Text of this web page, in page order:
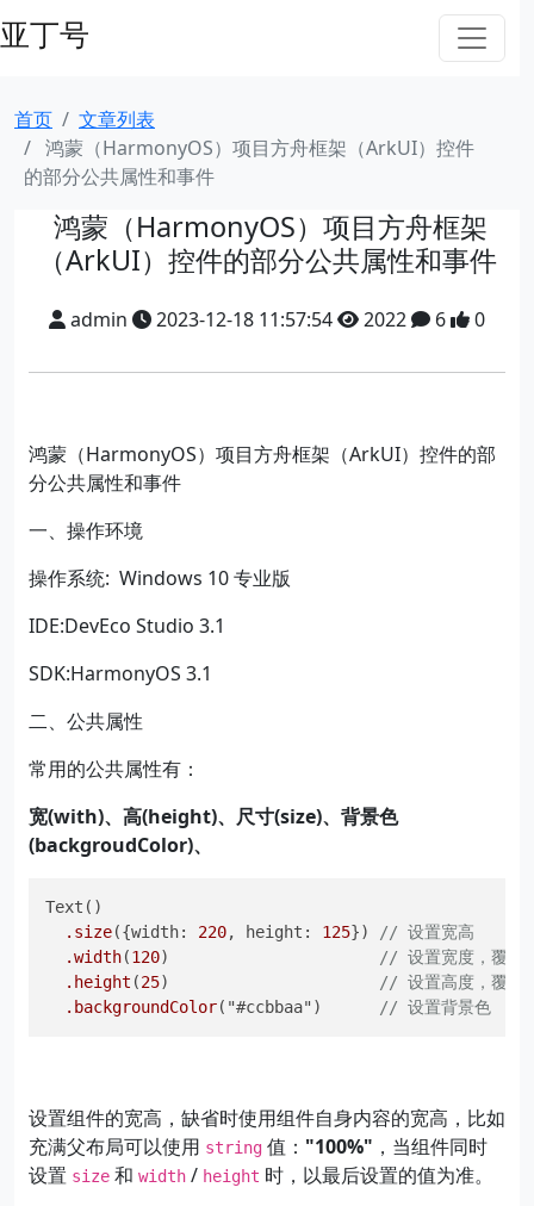
亚丁号
首页
文章列表
​ 鸿蒙（HarmonyOS）项目方舟框架（ArkUI）控件
的部分公共属性和事件
​ 鸿蒙（HarmonyOS）项目方舟框架
（ArkUI）控件的部分公共属性和事件
admin 2023-12-18 11:57:54 2022 6 0
鸿蒙（HarmonyOS）项目方舟框架（ArkUI）控件的部
分公共属性和事件
一、操作环境
操作系统: Windows 10 专业版
IDE:DevEco Studio 3.1
SDK:HarmonyOS 3.1
二、公共属性
常用的公共属性有：
宽(with)、高(height)、尺寸(size)、背景色
(backgroudColor)、
Text()
.size({width: 220, height: 125})
// 设置宽高
.width(120)
// 设置宽度，覆盖
.height (25)
// 设置高度，覆盖
.backgroundColor("#ccbbaa") // 设置背景色
设置组件的宽高，缺省时使用组件自身内容的宽高，比如
充满父布局可以使用 string 值： "100%" ，当组件同时
设置 size 和 width / height 时，以最后设置的值为准。